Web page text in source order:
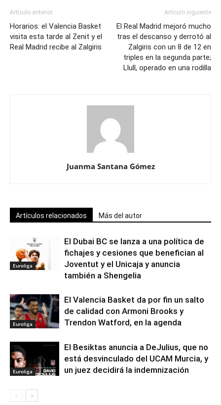
Artículo anterior
Horarios: el Valencia Basket
visita esta tarde al Zenit y el
Real Madrid recibe al Zalgiris
Artículo siguiente
El Real Madrid mejoró mucho
tras el descanso y derrotó al
Zalgiris con un 8 de 12 en
triples en la segunda parte;
Llull, operado en una rodilla
Juanma Santana Gómez
Artículos relacionados Más del autor
Euroliga
El Dubai BC se lanza a una política de
fichajes y cesiones que benefician al
Joventut y el Unicaja y anuncia
también a Shengelia
Euroliga
El Valencia Basket da por fin un salto
de calidad con Armoni Brooks y
Trendon Watford, en la agenda
Euroliga
El Besiktas anuncia a DeJulius, que no
está desvinculado del UCAM Murcia, y
un juez decidirá la indemnización